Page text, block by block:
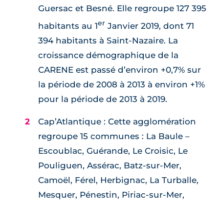
Guersac et Besné. Elle regroupe 127 395
habitants au 1er Janvier 2019, dont 71
394 habitants à Saint-Nazaire. La
croissance démographique de la
CARENE est passé d’environ +0,7% sur
la période de 2008 à 2013 à environ +1%
pour la période de 2013 à 2019.
Cap’Atlantique : Cette agglomération
regroupe 15 communes : La Baule –
Escoublac, Guérande, Le Croisic, Le
Pouliguen, Assérac, Batz-sur-Mer,
Camoël, Férel, Herbignac, La Turballe,
Mesquer, Pénestin, Piriac-sur-Mer,